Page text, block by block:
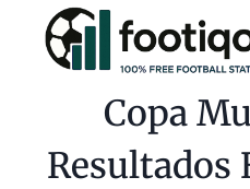
contenido
Copa
Resultados